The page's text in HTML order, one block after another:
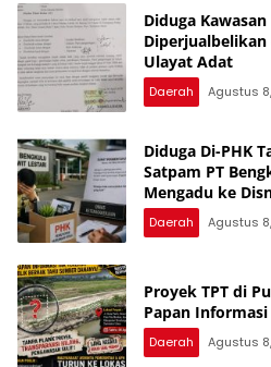
Diduga
Diperjualbelikan
Ulayat Adat
Daerah Agustus
Diduga Di-PHK
Satpam PT
Mengadu ke
Daerah Agustus
Proyek TPT di
Papan
Daerah Agustus